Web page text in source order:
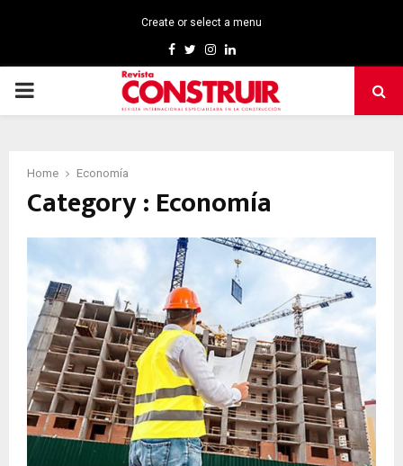
Create or select a menu
Facebook
TwitterInstagram
Linkedin
PRIMARY
Home Economía
Category : Economía